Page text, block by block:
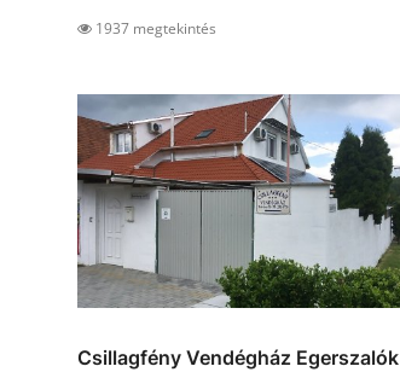
1937 megtekintés
Csillagfény Vendégház Egerszalók